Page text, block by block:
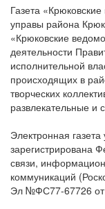
Газета
управы района
«Крюковские
деятельности
исполнительной
происходящих в
творческих
развлекательные и
Электронная
зарегистрирована
связи,
коммуникаций
Эл №ФС77-67726 от